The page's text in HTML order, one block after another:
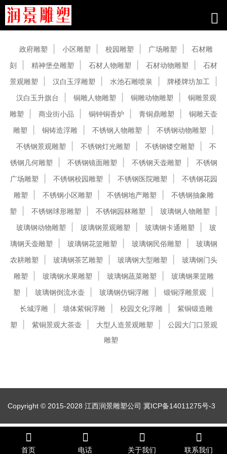
政府雕塑 小区雕塑 校园雕塑 广场雕塑
石材雕
刻
精神堡垒雕塑 石材人物雕塑 石材动物雕塑
石材
景观雕塑
汉白玉浮雕塑 水池石雕喷泉
牌楼牌坊加工
汉白玉升旗台
铜雕人物雕塑 铜雕动物雕塑
铜雕景观
雕塑
商业街小品 铜钟铜香炉 青铜鼎雕塑
铜雕天壶
雕塑
铜铸造浮雕 不锈钢人物雕塑
不锈钢动物雕塑
不锈钢景观雕塑
不锈钢灯光雕塑 不锈钢镂空雕塑
不
锈钢几何雕塑
不锈钢镜面雕塑 不锈钢天壶雕塑
不锈钢
广场雕塑
不锈钢校园雕塑 不锈钢医院雕塑
不锈钢花园
雕塑
不锈钢小区雕塑 不锈钢地产雕塑
不锈钢抽象雕
塑
不锈钢球形雕塑 不锈钢园林雕塑
玻璃钢人物雕塑
玻璃钢动物雕塑
玻璃钢景观雕塑 玻璃钢卡通雕塑
玻
璃钢天壶雕塑
玻璃钢花篮雕塑 玻璃钢民俗雕塑
玻璃钢
农耕雕塑
玻璃钢茶艺雕塑 玻璃钢大型雕塑
玻璃钢门头
雕塑
玻璃钢水果雕塑 玻璃钢蔬菜雕塑
玻璃钢果篮雕
塑
玻璃钢倒流水壶 玻璃钢仿铜浮雕
锻铜浮雕景观
长城浮雕
墙体紫铜浮雕 校园文化浮雕
紫铜锻造雕
塑
紫铜景观大茶壶 大型人造景观雕塑
公园大门口景观
雕塑
Copyright © 2015-2028 江西润景雕塑公司 冀ICP备14011275号-3
首页 电话 关于我们 联系我们